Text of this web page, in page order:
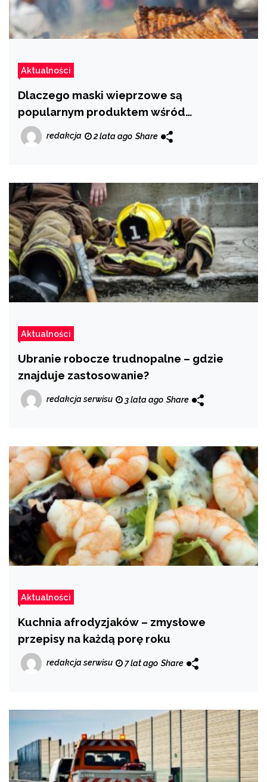
Aktualności
Dlaczego maski wieprzowe są
popularnym produktem wśród
eksporterów?
redakcja 2 lata ago Share
Aktualności
Ubranie robocze trudnopalne – gdzie
znajduje zastosowanie?
redakcja serwisu 3 lata ago Share
Aktualności
Kuchnia afrodyzjaków – zmysłowe
przepisy na każdą porę roku
redakcja serwisu 7 lat ago Share